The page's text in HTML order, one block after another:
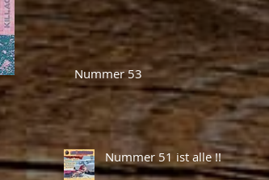
Nummer 53
Nummer 51 ist alle !!